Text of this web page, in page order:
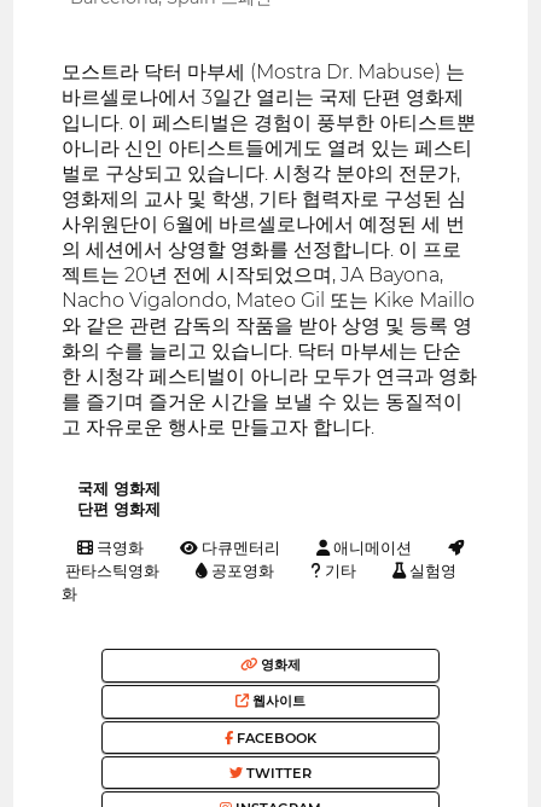
모스트라 닥터 마부세 (Mostra Dr. Mabuse) 는
바르셀로나에서 3일간 열리는 국제 단편 영화제
입니다. 이 페스티벌은 경험이 풍부한 아티스트뿐
아니라 신인 아티스트들에게도 열려 있는 페스티
벌로 구상되고 있습니다. 시청각 분야의 전문가,
영화제의 교사 및 학생, 기타 협력자로 구성된 심
사위원단이 6월에 바르셀로나에서 예정된 세 번
의 세션에서 상영할 영화를 선정합니다. 이 프로
젝트는 20년 전에 시작되었으며, JA Bayona,
Nacho Vigalondo, Mateo Gil 또는 Kike Maillo
와 같은 관련 감독의 작품을 받아 상영 및 등록 영
화의 수를 늘리고 있습니다. 닥터 마부세는 단순
한 시청각 페스티벌이 아니라 모두가 연극과 영화
를 즐기며 즐거운 시간을 보낼 수 있는 동질적이
고 자유로운 행사로 만들고자 합니다.
국제 영화제
단편 영화제
극영화 다큐멘터리
애니메이션
판타스틱영화
공포영화 기타
실험영
화
영화제
웹사이트
FACEBOOK
TWITTER